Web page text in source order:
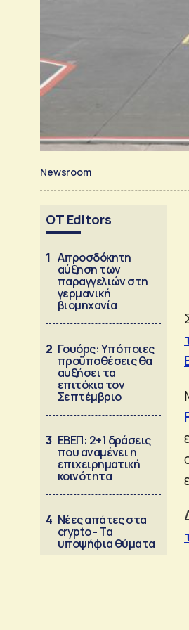
Newsroom
OT Editors
1 Απροσδόκητη
αύξηση των
παραγγελιών στη
γερμανική
βιομηχανία
2 Γουόρς: Υπό ποιες
προϋποθέσεις θα
αυξήσει τα
επιτόκια τον
Σεπτέμβριο
3 ΕΒΕΠ: 2+1 δράσεις
που αναμένει η
επιχειρηματική
κοινότητα
4 Νέες απάτες στα
crypto - Τα
υποψήφια θύματα